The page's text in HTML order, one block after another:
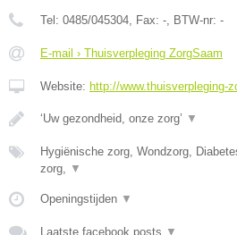
Tel: 0485/045304, Fax: -, BTW-nr: -
E-mail › Thuisverpleging ZorgSaam
Website: http://www.thuisverpleging-
‘Uw gezondheid, onze zorg’ ▼
Hygiënische zorg, Wondzorg,
zorg, ▼
Openingstijden ▼
Laatste facebook posts ▼